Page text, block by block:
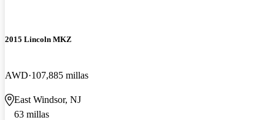
2015 Lincoln MKZ
AWD 107,885 millas
East Windsor, NJ
63 millas